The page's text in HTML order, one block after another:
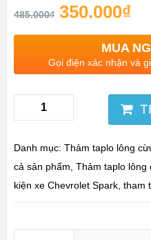
485.000₫ 350.000₫
MUA
Gọi điện xác nhận và
Danh mục: Thảm taplo lông
cả sản phẩm Thảm taplo lông
kiện xe Chevrolet Spark, tham